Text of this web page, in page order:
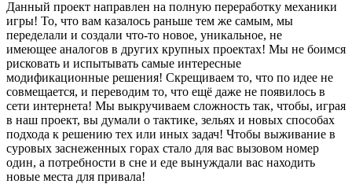
Данный проект направлен на полную переработку механики
игры! То, что вам казалось раньше тем же самым, мы
переделали и создали что-то новое, уникальное, не
имеющее аналогов в других крупных проектах! Мы не боимся
рисковать и испытывать самые интересные
модификационные решения! Скрещиваем то, что по идее не
совмещается, и переводим то, что ещё даже не появилось в
сети интернета! Мы выкручиваем сложность так, чтобы, играя
в наш проект, вы думали о тактике, зельях и новых способах
подхода к решению тех или иных задач! Чтобы выживание в
суровых заснеженных горах стало для вас вызовом номер
один, а потребности в сне и еде вынуждали вас находить
новые места для привала!